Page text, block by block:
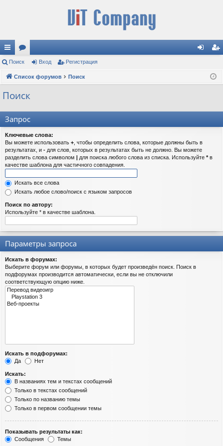
с
ы
лк
ор
ум ис
Поиск Вход Регистрация
Список форумов Поиск
Поиск
Запрос
Ключевые слова:
Вы можете использовать + , чтобы определить слова, которые должны быть в
результатах, и - для слов, которых в результатах быть не должно. Вы можете
разделить слова символом | для поиска любого слова из списка. Используйте *в
качестве шаблона для частичного совпадения.
Искать все слова
Искать любое слово/поиск с языком запросов
Поиск по автору:
Используйте * в качестве шаблона.
Параметры запроса
Искать в форумах:
Выберите форум или форумы, в которых будет произведён поиск. Поиск в
подфорумах производится автоматически, если вы не отключили
соответствующую опцию ниже.
Искать в подфорумах:
Да
Нет
Искать:
В названиях тем и текстах сообщений
Только в текстах сообщений
Только по названию темы
Только в первом сообщении темы
Показывать результаты как:
Сообщения
Темы